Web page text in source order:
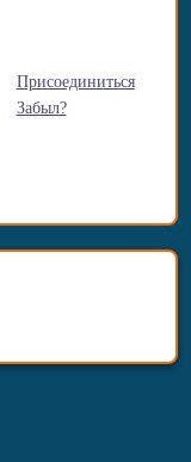
Присоединиться
Забыл?